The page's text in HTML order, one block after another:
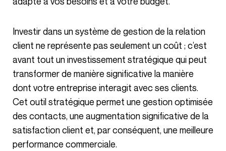
Investir dans un système de gestion de la relation
client ne représente pas seulement un coût ; c’est
avant tout un investissement stratégique qui peut
transformer de manière significative la manière
dont votre entreprise interagit avec ses clients.
Cet outil stratégique permet une gestion optimisée
des contacts, une augmentation significative de la
satisfaction client et, par conséquent, une meilleure
performance commerciale.